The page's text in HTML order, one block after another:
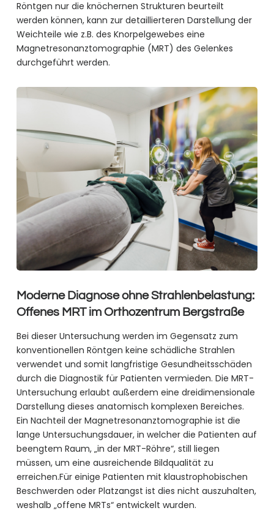
Röntgen nur die knöchernen Strukturen beurteilt
werden können, kann zur detaillierteren Darstellung der
Weichteile wie z.B. des Knorpelgewebes eine
Magnetresonanztomographie (MRT) des Gelenkes
durchgeführt werden.
Moderne Diagnose ohne Strahlenbelastung:
Offenes MRT im Orthozentrum Bergstraße
Bei dieser Untersuchung werden im Gegensatz zum
konventionellen Röntgen keine schädliche Strahlen
verwendet und somit langfristige Gesundheitsschäden
durch die Diagnostik für Patienten vermieden. Die MRT-
Untersuchung erlaubt außerdem eine dreidimensionale
Darstellung dieses anatomisch komplexen Bereiches.
Ein Nachteil der Magnetresonanztomographie ist die
lange Untersuchungsdauer, in welcher die Patienten auf
beengtem Raum, „in der MRT-Röhre“, still liegen
müssen, um eine ausreichende Bildqualität zu
erreichen.Für einige Patienten mit klaustrophobischen
Beschwerden oder Platzangst ist dies nicht auszuhalten,
weshalb „offene MRTs“ entwickelt wurden.